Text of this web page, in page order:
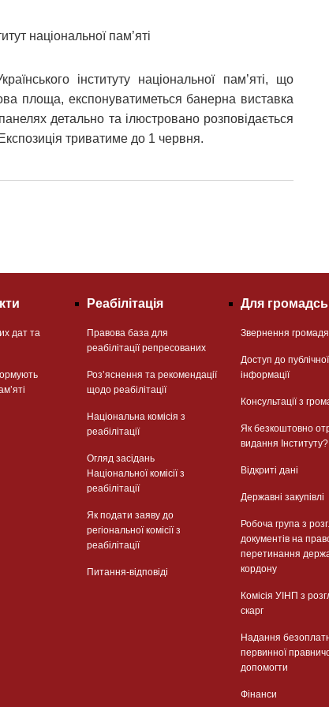
національної пам’яті
інституту національної пам’яті, що
площа, експонуватиметься банерна виставка
детально та ілюстровано розповідається
Експозиція триватиме до 1 червня.
дат та
Реабілітація
Правова база для
реабілітації репресованих
Розʼяснення та рекомендації
щодо реабілітації
Національна комісія з
реабілітації
Огляд засідань
Національної комісії з
реабілітації
Як подати заяву до
регіональної комісії з
реабілітації
Питання-відповіді
Для
Звернення
Доступ до публічної
інформації
Консультації з
Як безкоштовно
видання Інституту?
Відкриті дані
Державні закупівлі
Робоча група з
документів на
перетинання
кордону
Комісія УІНП з
скарг
Надання
первинної
допомогти
Фінанси